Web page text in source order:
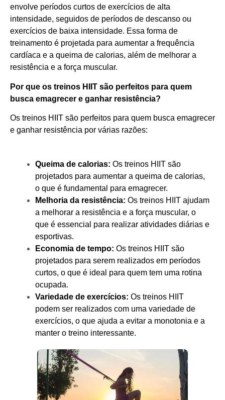
envolve períodos curtos de exercícios de alta
intensidade, seguidos de períodos de descanso ou
exercícios de baixa intensidade. Essa forma de
treinamento é projetada para aumentar a frequência
cardíaca e a queima de calorias, além de melhorar a
resistência e a força muscular.
Por que os treinos HIIT são perfeitos para quem
busca emagrecer e ganhar resistência?
Os treinos HIIT são perfeitos para quem busca emagrecer
e ganhar resistência por várias razões:
Queima de calorias: Os treinos HIIT são
projetados para aumentar a queima de calorias,
o que é fundamental para emagrecer.
Melhoria da resistência: Os treinos HIIT ajudam
a melhorar a resistência e a força muscular, o
que é essencial para realizar atividades diárias e
esportivas.
Economia de tempo: Os treinos HIIT são
projetados para serem realizados em períodos
curtos, o que é ideal para quem tem uma rotina
ocupada.
Variedade de exercícios: Os treinos HIIT
podem ser realizados com uma variedade de
exercícios, o que ajuda a evitar a monotonia e a
manter o treino interessante.